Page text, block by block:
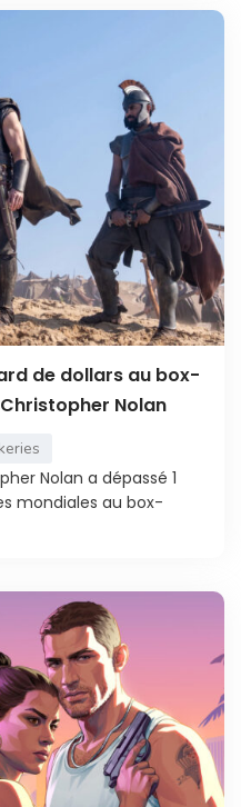
de dollars au box-
Nolan
Nolan a dépassé 1
mondiales au box-